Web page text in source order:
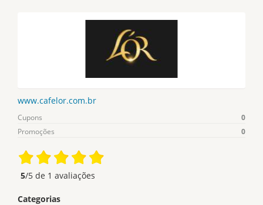
www.cafelor.com.br
Cupons
0
Promoções
0
5/5 de 1 avaliações
Categorias